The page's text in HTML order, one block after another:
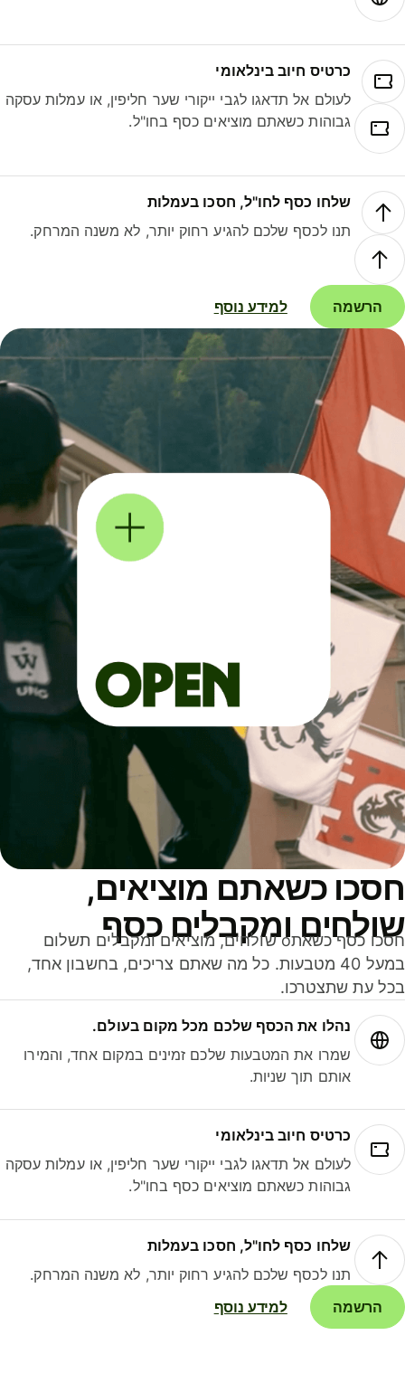
כרטיס חיוב בינלאומי
לעולם אל תדאגו לגבי ייקורי שער חליפין, או עמלות עסקה
גבוהות כשאתם מוציאים כסף בחו"ל.
שלחו כסף לחו"ל, חסכו בעמלות
תנו לכסף שלכם להגיע רחוק יותר, לא משנה המרחק.
הרשמה למידע נוסף
כשאתם מוציאים,
ומקבלים כסף
חסכו כסף כשאתo שולחים, מוציאים ומקבלים תשלום
במעל 40 מטבעות. כל מה שאתם צריכים, בחשבון אחד,
עת שתצטרכו.
נהלו את הכסף שלכם מכל מקום בעולם.
שמרו את המטבעות שלכם זמינים במקום אחד, והמירו
אותם תוך שניות.
כרטיס חיוב בינלאומי
לעולם אל תדאגו לגבי ייקורי שער חליפין, או עמלות עסקה
גבוהות כשאתם מוציאים כסף בחו"ל.
שלחו כסף לחו"ל, חסכו בעמלות
תנו לכסף שלכם להגיע רחוק יותר, לא משנה המרחק.
הרשמה
למידע נוסף